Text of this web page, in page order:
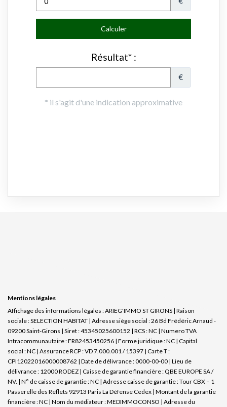
Mentions légales
Affichage des informations légales : ARIEG'IMMO ST GIRONS | Raison
sociale : SELECTION HABITAT | Adresse siège social : 26 Bd Frédéric Arnaud -
09200 Saint-Girons | Siret : 45345025600152 | RCS : NC | Numero TVA
Intracommunautaire : FR82453450256 | Forme juridique : NC | Capital
social : NC | Assurance RCP : VD 7.000.001 / 15397 | Carte T :
CPI12022016000008762 | Date de délivrance : 0000-00-00 | Lieu de
délivrance : 12000 RODEZ | Caisse de garantie financière : QBE EUROPE SA /
NV. | N° de caisse de garantie : NC | Adresse caisse de garantie : Tour CBX – 1
Passerelle des Reflets 92913 Paris La Défense Cedex | Montant de la garantie
financière : NC | Nom du médiateur : MEDIMMOCONSO | Adresse du